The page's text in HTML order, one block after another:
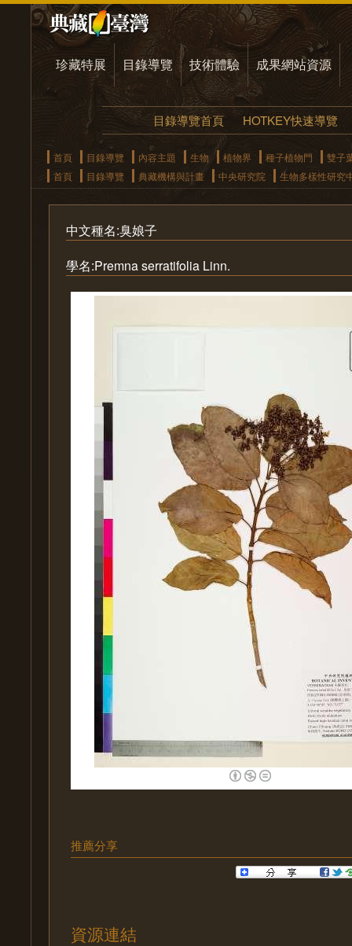
珍藏特展 目錄導覽 技術體驗 成果網站資源
目錄導覽首頁 HOTKEY快速導覽
首頁 目錄導覽 內容主題 生物 植物界 種子植物門
雙子
首頁
目錄導覽 典藏機構與計畫 中央研究院 生物多樣性研究
中文種名:臭娘子
學名:Premna serratifolia Linn.
推薦分享
資源連結